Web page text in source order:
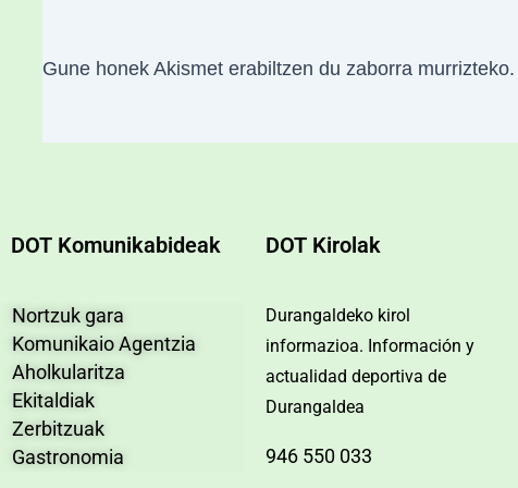
Gune honek Akismet erabiltzen du zaborra murrizteko.
DOT Komunikabideak
Nortzuk gara
Komunikaio Agentzia
Aholkularitza
Ekitaldiak
Zerbitzuak
Gastronomia
DOT Kirolak
Durangaldeko kirol
informazioa. Información y
actualidad deportiva de
Durangaldea
946 550 033